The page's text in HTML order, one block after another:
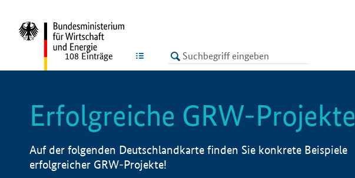
LISTE
108 Einträge
Erfolgreiche GRW-Projekte
Auf der folgenden Deutschlandkarte finden Sie konkrete Beispiele
erfolgreicher GRW-Projekte!